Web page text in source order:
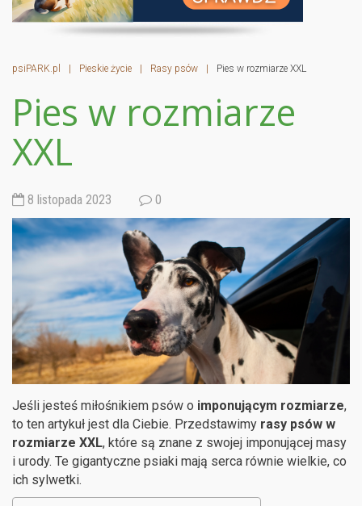
psiPARK.pl | Pieskie życie | Rasy psów | Pies w rozmiarze XXL
Pies w rozmiarze
XXL
8 listopada 2023 0
Jeśli jesteś miłośnikiem psów o imponującym rozmiarze,
to ten artykuł jest dla Ciebie. Przedstawimy rasy psów w
rozmiarze XXL, które są znane z swojej imponującej masy
i urody. Te gigantyczne psiaki mają serca równie wielkie, co
ich sylwetki.